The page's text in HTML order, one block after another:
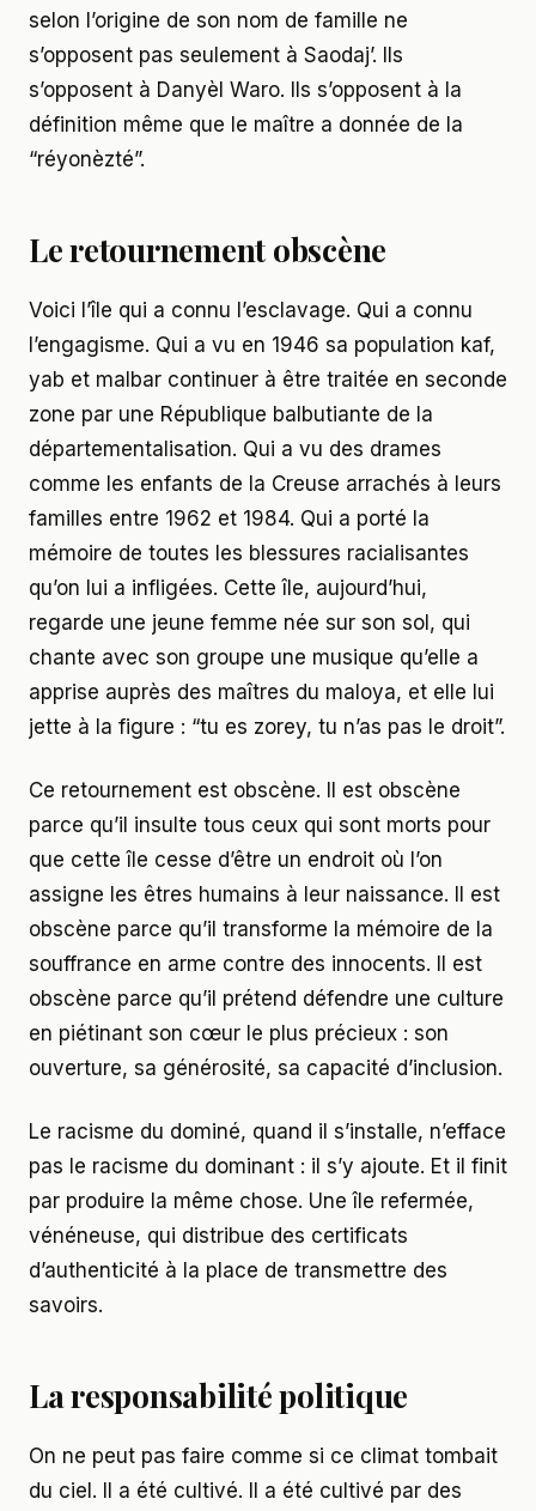
selon l’origine de son nom de famille ne
s’opposent pas seulement à Saodaj’. Ils
s’opposent à Danyèl Waro. Ils s’opposent à la
définition même que le maître a donnée de la
“réyonèzté”.
Le retournement obscène
Voici l’île qui a connu l’esclavage. Qui a connu
l’engagisme. Qui a vu en 1946 sa population kaf,
yab et malbar continuer à être traitée en seconde
zone par une République balbutiante de la
départementalisation. Qui a vu des drames
comme les enfants de la Creuse arrachés à leurs
familles entre 1962 et 1984. Qui a porté la
mémoire de toutes les blessures racialisantes
qu’on lui a infligées. Cette île, aujourd’hui,
regarde une jeune femme née sur son sol, qui
chante avec son groupe une musique qu’elle a
apprise auprès des maîtres du maloya, et elle lui
jette à la figure : “tu es zorey, tu n’as pas le droit”.
Ce retournement est obscène. Il est obscène
parce qu’il insulte tous ceux qui sont morts pour
que cette île cesse d’être un endroit où l’on
assigne les êtres humains à leur naissance. Il est
obscène parce qu’il transforme la mémoire de la
souffrance en arme contre des innocents. Il est
obscène parce qu’il prétend défendre une culture
en piétinant son cœur le plus précieux : son
ouverture, sa générosité, sa capacité d’inclusion.
Le racisme du dominé, quand il s’installe, n’efface
pas le racisme du dominant : il s’y ajoute. Et il finit
par produire la même chose. Une île refermée,
vénéneuse, qui distribue des certificats
d’authenticité à la place de transmettre des
savoirs.
La responsabilité politique
On ne peut pas faire comme si ce climat tombait
du ciel. Il a été cultivé. Il a été cultivé par des